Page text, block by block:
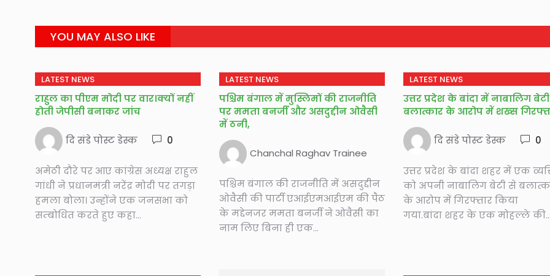
YOU MAY ALSO LIKE
LATEST NEWS
राहुल का पीएम मोदी पर वार।क्यों नहीं
होती जेपीसी बनाकर जांच
दि संडे पोस्ट डेस्क 0
अमेठी दौरे पर आए कांग्रेस अध्यक्ष राहुल
गांधी ने प्रधानमंत्री नरेंद्र मोदी पर तगड़ा
हमला बोला। उन्होंने एक जनसभा को
सम्बोधित करते हुए कहा...
LATEST NEWS
पश्चिम बंगाल में मुस्लिमों की राजनीति
पर ममता बनर्जी और असदुद्दीन ओवैसी
में ठनी,
Chanchal Raghav Trainee
पश्चिम बंगाल की राजनीति में असदुद्दीन
ओवैसी की पार्टी एआईएमआईएम की पैठ
के मद्देनजर ममता बनर्जी ने ओवैसी का
नाम लिए बिना ही एक...
LATEST NEWS
उत्तर प्रदेश के बांदा में नाबालिग
बलात्कार के आरोप में शख्स
दि संडे पोस्ट डेस्क 0
उत्तर प्रदेश के बांदा शहर में एक
को अपनी नाबालिग बेटी से
के आरोप में गिरफ्तार किया
गया.बांदा शहर के एक मोहल्ले की...